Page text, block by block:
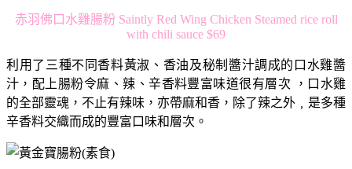
赤羽佛口水雞腸粉 Saintly Red Wing Chicken Steamed rice roll
with chili sauce $69
利用了三種不同香料黃淑、香油及秘制醬汁調成的口水雞醬
汁，配上腸粉令麻、辣、辛香料豐富味道很有層次 ，口水雞
的全部靈魂，不止有辣味，亦帶麻和香，除了辣之外﹐是多種
辛香料交織而成的豐富口味和層次。